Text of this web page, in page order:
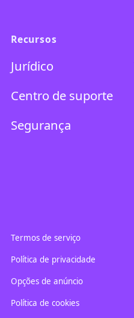
Recursos
Jurídico
Centro de suporte
Segurança
Termos de serviço
Política de privacidade
Opções de anúncio
Política de cookies